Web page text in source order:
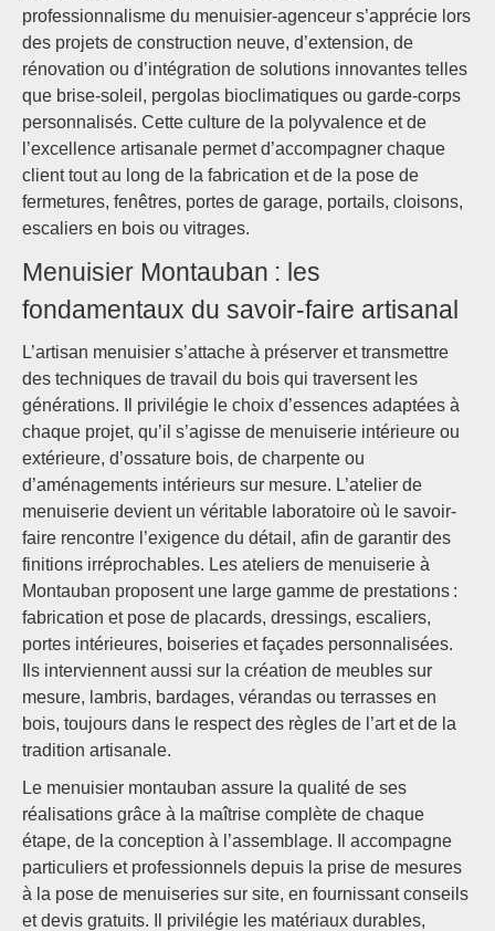
professionnalisme du menuisier-agenceur s’apprécie lors
des projets de construction neuve, d’extension, de
rénovation ou d’intégration de solutions innovantes telles
que brise-soleil, pergolas bioclimatiques ou garde-corps
personnalisés. Cette culture de la polyvalence et de
l’excellence artisanale permet d’accompagner chaque
client tout au long de la fabrication et de la pose de
fermetures, fenêtres, portes de garage, portails, cloisons,
escaliers en bois ou vitrages.
Menuisier Montauban : les
fondamentaux du savoir-faire artisanal
L’artisan menuisier s’attache à préserver et transmettre
des techniques de travail du bois qui traversent les
générations. Il privilégie le choix d’essences adaptées à
chaque projet, qu’il s’agisse de menuiserie intérieure ou
extérieure, d’ossature bois, de charpente ou
d’aménagements intérieurs sur mesure. L’atelier de
menuiserie devient un véritable laboratoire où le savoir-
faire rencontre l’exigence du détail, afin de garantir des
finitions irréprochables. Les ateliers de menuiserie à
Montauban proposent une large gamme de prestations :
fabrication et pose de placards, dressings, escaliers,
portes intérieures, boiseries et façades personnalisées.
Ils interviennent aussi sur la création de meubles sur
mesure, lambris, bardages, vérandas ou terrasses en
bois, toujours dans le respect des règles de l’art et de la
tradition artisanale.
Le menuisier montauban assure la qualité de ses
réalisations grâce à la maîtrise complète de chaque
étape, de la conception à l’assemblage. Il accompagne
particuliers et professionnels depuis la prise de mesures
à la pose de menuiseries sur site, en fournissant conseils
et devis gratuits. Il privilégie les matériaux durables,